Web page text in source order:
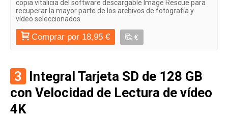
copia vitalicia del software descargable Image Rescue para
recuperar la mayor parte de los archivos de fotografía y
vídeo seleccionados
Comprar por 18,95 € €
3 Integral Tarjeta SD de 128 GB
con Velocidad de Lectura de vídeo
4K